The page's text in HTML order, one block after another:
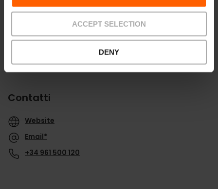
ACCEPT SELECTION
DENY
Contatti
Website
Email*
+34 961 500 120